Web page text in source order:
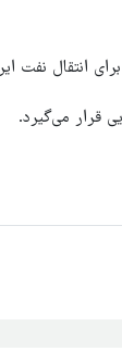
قرار می‌گیرد.